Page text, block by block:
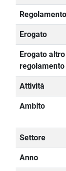
Regolamento
Erogato
Erogato altro
regolamento
Attività
Ambito
Settore
Anno